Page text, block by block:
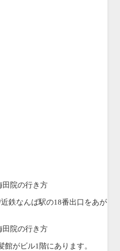
鉄なんば駅の18番出口をあが
がビル1階にあります。